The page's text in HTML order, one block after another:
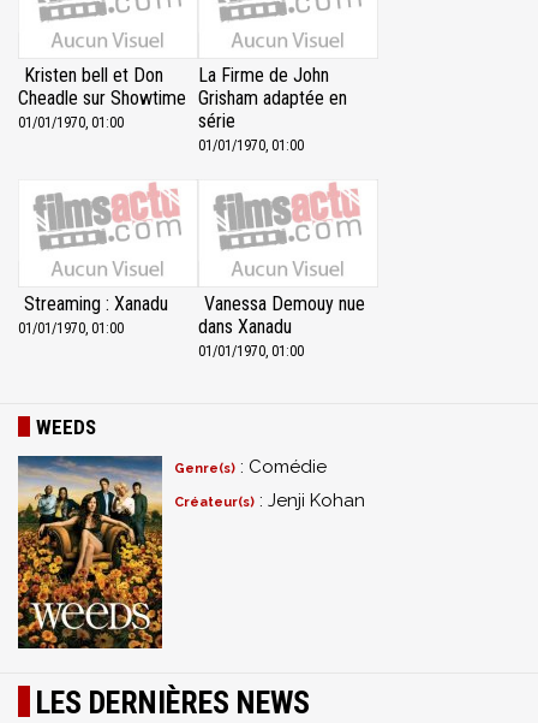
Kristen bell et Don
Cheadle sur Showtime
01/01/1970, 01:00
La Firme de John
Grisham adaptée en
série
01/01/1970, 01:00
Streaming : Xanadu
01/01/1970, 01:00
Vanessa Demouy nue
dans Xanadu
01/01/1970, 01:00
WEEDS
Genre(s) : Comédie
Créateur(s) : Jenji Kohan
LES DERNIÈRES NEWS